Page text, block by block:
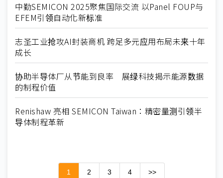
中勤SEMICON 2025聚焦国际交流 以Panel FOUP与
EFEM引领自动化新标准
志圣工业抢攻AI封装商机 跨足多元应用布局未来十年
成长
协助半导体厂从节能到良率 展绿科技揭示能源数据
的制程价值
Renishaw 亮相 SEMICON Taiwan：精密量测引领半
导体制程革新
1 2 3 4 >>